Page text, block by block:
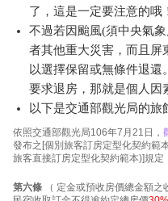
了，這是一定要注意的哦
不過若因颱風(須中央氣
者其他重大災害，而且屏
以選擇保留或無條件退還
要求退房，那就是個人因
以下是交通部觀光局的旅
依照交通部觀光局106年7月21日，
發布之[個別旅客訂房定型化契約範
旅客直接訂房定型化契約範本)]規定
第六條 （ 定金或預收房價總金額之